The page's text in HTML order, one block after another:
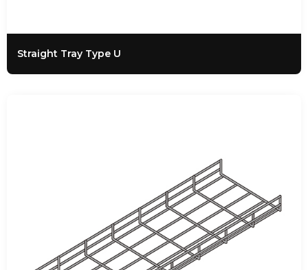
Straight Tray Type U